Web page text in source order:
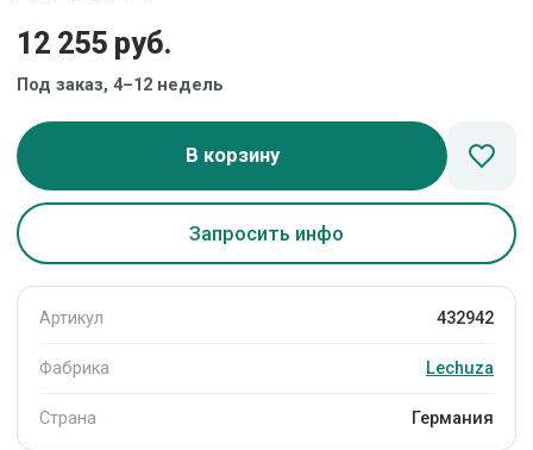
12 255 руб.
Под заказ, 4–12 недель
В корзину
Запросить инфо
Артикул 432942
Фабрика Lechuza
Страна Германия